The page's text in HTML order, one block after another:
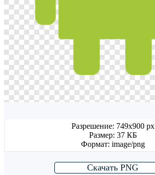
Разрешение: 749x900 px
Размер: 37 КБ
Формат: image/png
Скачать PNG